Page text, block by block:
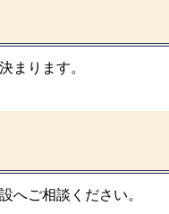
まります。
へご相談ください。